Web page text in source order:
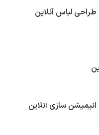
لباس آنلاین
سازی آنلاین